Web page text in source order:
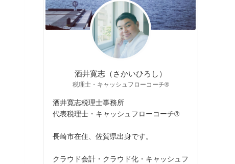
酒井寛志（さかいひろし）
税理士・キャッシュフローコーチ®
酒井寛志税理士事務所
代表税理士・キャッシュフローコーチ®
長崎市在住、佐賀県出身です。
クラウド会計・クラウド化・キャッシュフ